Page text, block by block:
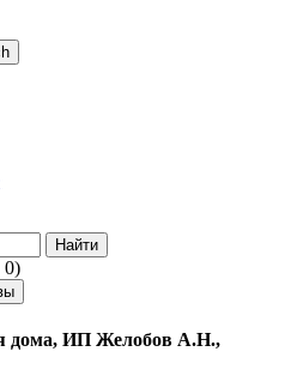
0)
дома, ИП Желобов А.Н.,